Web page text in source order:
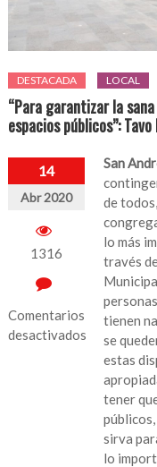
DESTACADA LOCAL
“Para garantizar la
espacios públicos”: Tavo
14
Abr 2020
1316
Comentarios
desactivados
San
de
lo más
través
tienen
se
estas
tener
sirva
lo